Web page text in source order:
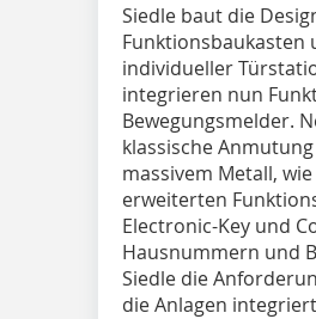
Siedle baut die
Funktionsbaukasten
individueller
integrieren nun
Bewegungsmelder.
klassische
massivem Metall,
erweiterten
Electronic-Key und
Hausnummern und
Siedle die
die Anlagen